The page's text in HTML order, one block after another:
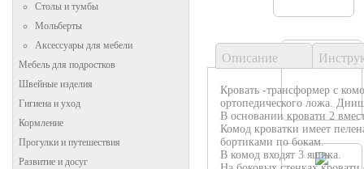
Столы и тумбы
Мольберты
Аксессуары для мебели
Мебель для подростков
Швейные изделия
Гигиена и уход
Кормление
Прогулки и путешествия
Развитие и досуг
Описание
Кровать -трансформер с
ортопедического ложа.
В основании кровати 2
Комод кроватки имеет
бортиками по бокам.
В комод входят 3 ящика.